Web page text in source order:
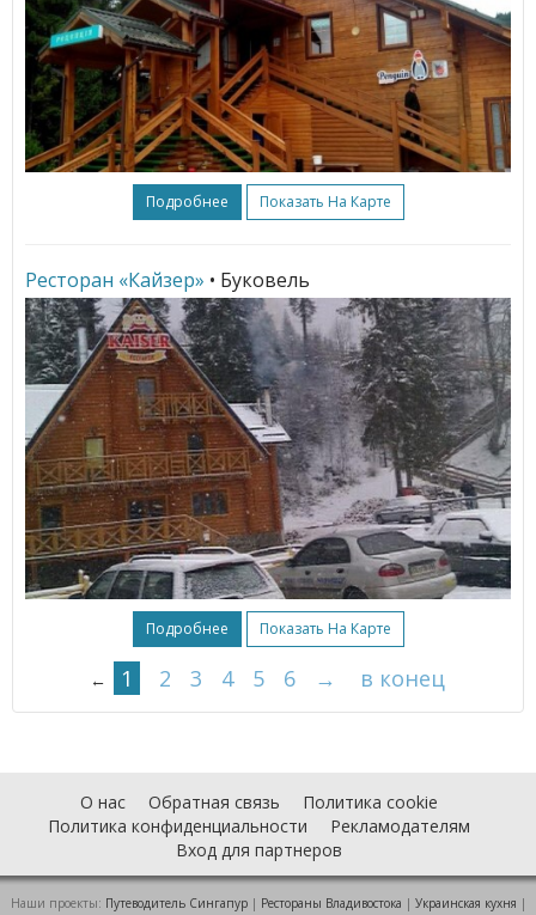
Подробнее Показать На Карте
Ресторан «Кайзер» • Буковель
Подробнее Показать На Карте
← 1 2 3 4 5 6 → в конец
О нас Обратная связь
Политика cookie
Политика конфиденциальности
Рекламодателям
Вход для партнеров
Наши проекты: Путеводитель Сингапур| Рестораны Владивостока | Украинская кухня |